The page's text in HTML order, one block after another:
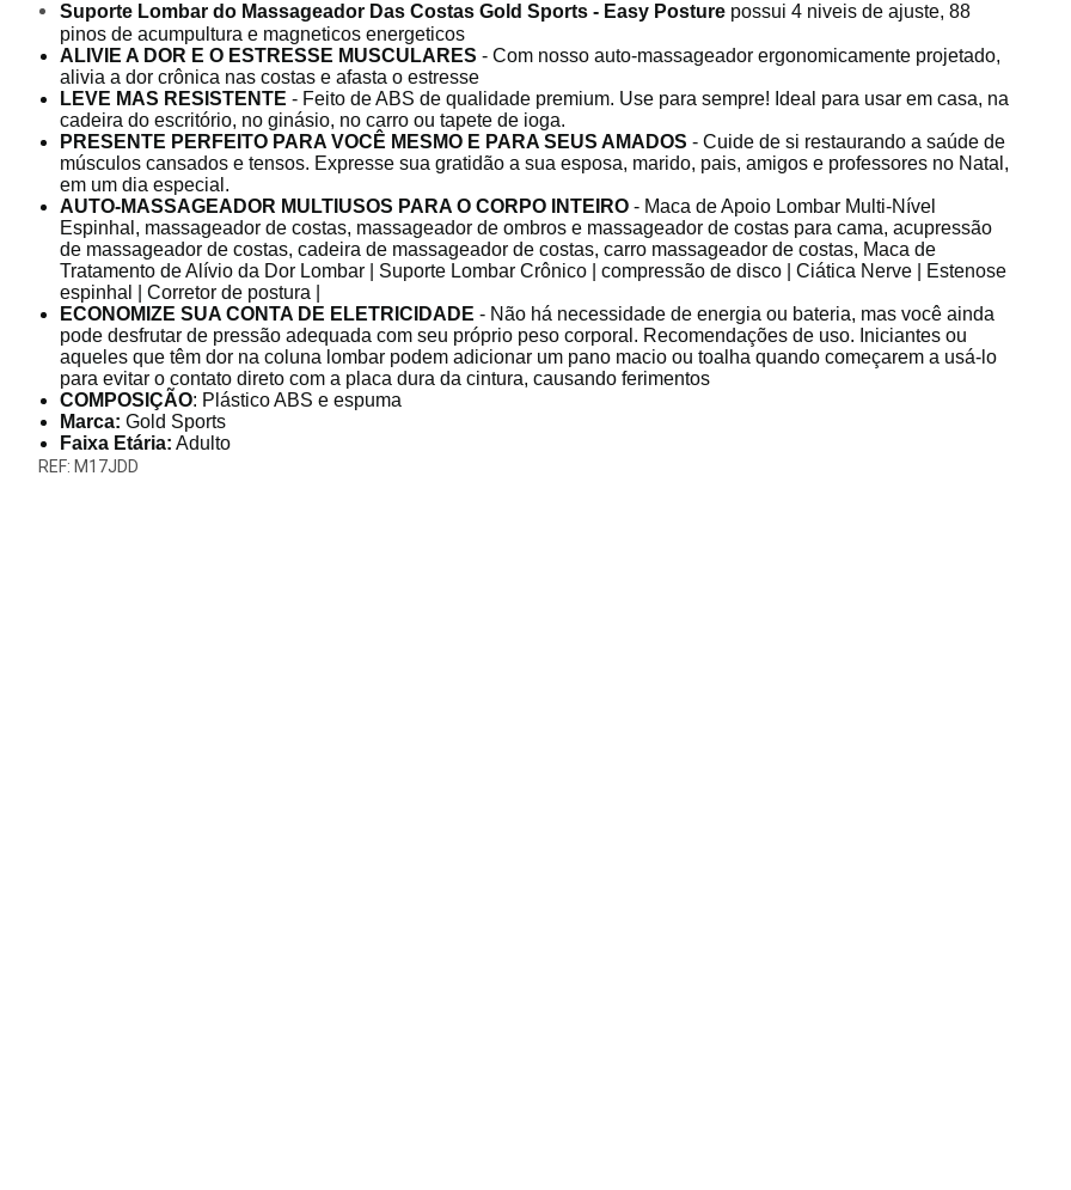
Suporte Lombar do Massageador Das Costas Gold Sports - Easy Posture possui 4 niveis de ajuste, 88
pinos de acumpultura e magneticos energeticos
ALIVIE A DOR E O ESTRESSE MUSCULARES - Com nosso auto-massageador ergonomicamente projetado,
alivia a dor crônica nas costas e afasta o estresse
LEVE MAS RESISTENTE - Feito de ABS de qualidade premium. Use para sempre! Ideal para usar em casa, na
cadeira do escritório, no ginásio, no carro ou tapete de ioga.
PRESENTE PERFEITO PARA VOCÊ MESMO E PARA SEUS AMADOS - Cuide de si restaurando a saúde de
músculos cansados ​​e tensos. Expresse sua gratidão a sua esposa, marido, pais, amigos e professores no Natal,
em um dia especial.
AUTO-MASSAGEADOR MULTIUSOS PARA O CORPO INTEIRO - Maca de Apoio Lombar Multi-Nível
Espinhal, massageador de costas, massageador de ombros e massageador de costas para cama, acupressão
de massageador de costas, cadeira de massageador de costas, carro massageador de costas, Maca de
Tratamento de Alívio da Dor Lombar | Suporte Lombar Crônico | compressão de disco | Ciática Nerve | Estenose
espinhal | Corretor de postura |
ECONOMIZE SUA CONTA DE ELETRICIDADE - Não há necessidade de energia ou bateria, mas você ainda
pode desfrutar de pressão adequada com seu próprio peso corporal. Recomendações de uso. Iniciantes ou
aqueles que têm dor na coluna lombar podem adicionar um pano macio ou toalha quando começarem a usá-lo
para evitar o contato direto com a placa dura da cintura, causando ferimentos
COMPOSIÇÃO: Plástico ABS e espuma
Marca: Gold Sports
Faixa Etária: Adulto
REF: M17JDD